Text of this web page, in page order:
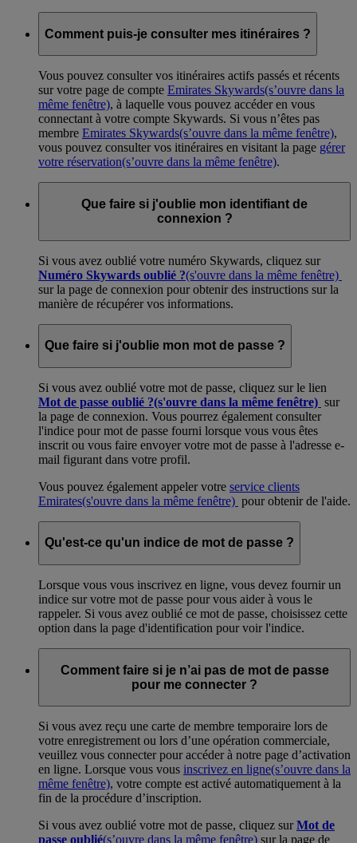
Comment puis-je consulter mes itinéraires ?
Vous pouvez consulter vos itinéraires actifs passés et récents
sur votre page de compte Emirates Skywards(s’ouvre dans la
même fenêtre), à laquelle vous pouvez accéder en vous
connectant à votre compte Skywards. Si vous n’êtes pas
membre Emirates Skywards(s’ouvre dans la même fenêtre),
vous pouvez consulter vos itinéraires en visitant la page gérer
votre réservation(s’ouvre dans la même fenêtre).
Que faire si j'oublie mon identifiant de
connexion ?
Si vous avez oublié votre numéro Skywards, cliquez sur
Numéro Skywards oublié ?(s'ouvre dans la même fenêtre)
sur la page de connexion pour obtenir des instructions sur la
manière de récupérer vos informations.
Que faire si j'oublie mon mot de passe ?
Si vous avez oublié votre mot de passe, cliquez sur le lien
Mot de passe oublié ?(s'ouvre dans la même fenêtre) sur
la page de connexion. Vous pourrez également consulter
l'indice pour mot de passe fourni lorsque vous vous êtes
inscrit ou vous faire envoyer votre mot de passe à l'adresse e-
mail figurant dans votre profil.
Vous pouvez également appeler votre service clients
Emirates(s'ouvre dans la même fenêtre) pour obtenir de l'aide.
Qu'est-ce qu'un indice de mot de passe ?
Lorsque vous vous inscrivez en ligne, vous devez fournir un
indice sur votre mot de passe pour vous aider à vous le
rappeler. Si vous avez oublié ce mot de passe, choisissez cette
option dans la page d'identification pour voir l'indice.
Comment faire si je n’ai pas de mot de passe
pour me connecter ?
Si vous avez reçu une carte de membre temporaire lors de
votre enregistrement ou lors d’une opération commerciale,
veuillez vous connecter pour accéder à notre page d’activation
en ligne. Lorsque vous vous inscrivez en ligne(s’ouvre dans la
même fenêtre), votre compte est activé automatiquement à la
fin de la procédure d’inscription.
Si vous avez oublié votre mot de passe, cliquez surMot de
passe oublié(s’ouvre dans la même fenêtre) sur la page de